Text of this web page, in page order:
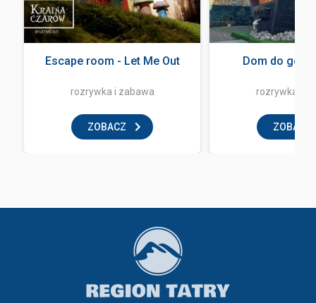
Escape room - Let Me Out
rozrywka i zabawa
ZOBACZ
Dom do góry
rozrywka i
ZOBACZ